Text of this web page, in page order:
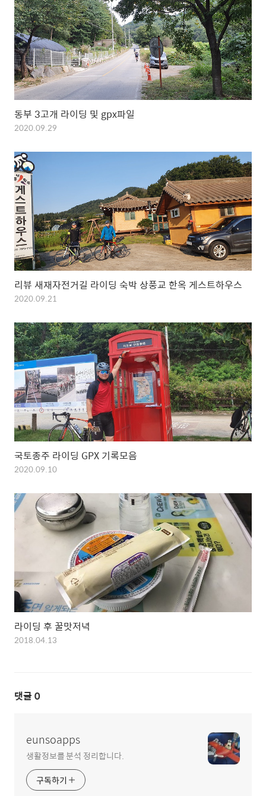
동부 3고개 라이딩 및 gpx파일
2020.09.29
리뷰 새재자전거길 라이딩 숙박 상풍교 한옥 게스트하우스
2020.09.21
국토종주 라이딩 GPX 기록모음
2020.09.10
라이딩 후 꿀맛저녁
2018.04.13
댓글 0
eunsoapps
생활정보를 분석 정리합니다.
구독하기